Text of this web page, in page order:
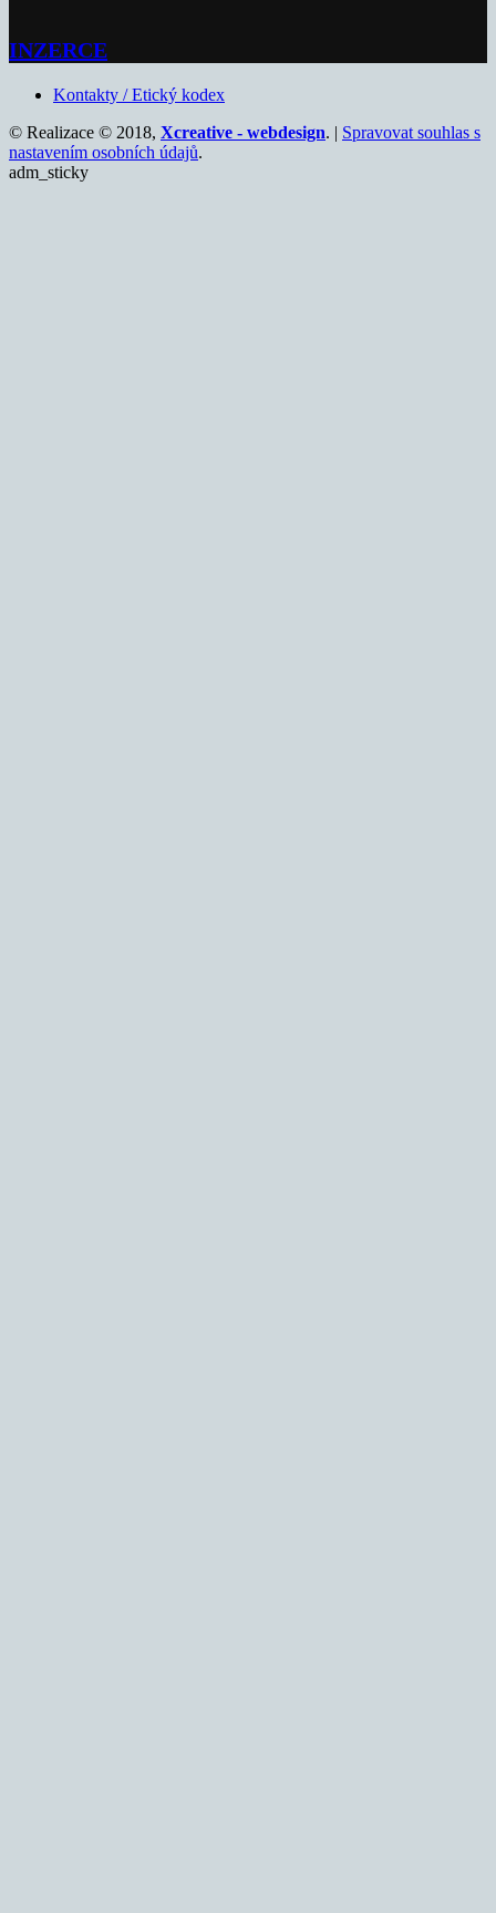
INZERCE
Kontakty / Etický kodex
© Realizace © 2018, Xcreative - webdesign. | Spravovat souhlas s
nastavením osobních údajů.
adm_sticky